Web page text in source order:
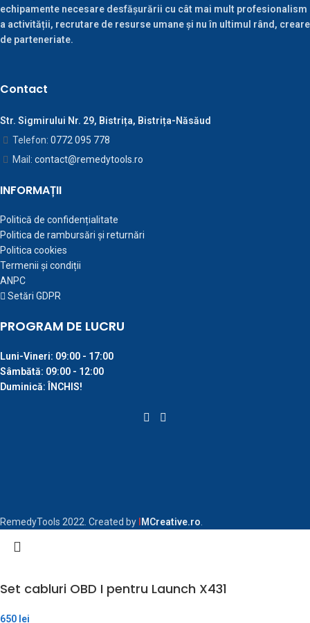
echipamente necesare desfășurării cu cât mai mult profesionalism
a activității, recrutare de resurse umane și nu în ultimul rând, creare
de parteneriate.
Contact
Str. Sigmirului Nr. 29, Bistrița, Bistrița-Năsăud
Telefon: 0772 095 778
Mail: contact@remedytools.ro
INFORMAȚII
Politică de confidențialitate
Politica de rambursări și returnări
Politica cookies
Termenii și condiții
ANPC
Setări GDPR
PROGRAM DE LUCRU
Luni-Vineri: 09:00 - 17:00
Sâmbătă: 09:00 - 12:00
Duminică: ÎNCHIS!
RemedyTools 2022. Created by MCreative.ro
Set cabluri OBD I pentru Launch X431
650 lei